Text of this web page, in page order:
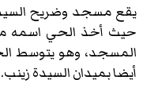
يقع مسجد وضريح
حيث أخذ الحي اسمه
المسجد، وهو يتوسط
أيضا بميدان السيدة زينب.